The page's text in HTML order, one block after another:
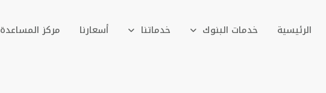
الرئيسية خدمات البنوك خدماتنا أسعارنا مركز المساعدة